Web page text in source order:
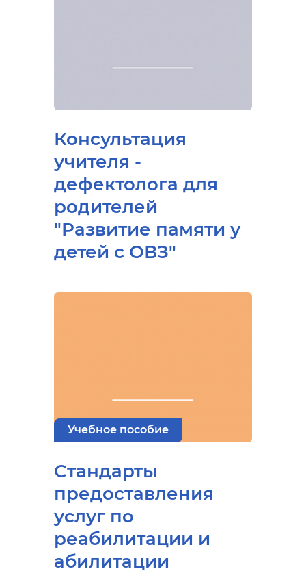
Консультация
учителя -
дефектолога для
родителей
"Развитие памяти у
детей с ОВЗ"
Учебное пособие
Стандарты
предоставления
услуг по
реабилитации и
абилитации